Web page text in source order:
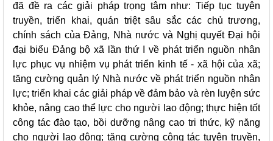
đã đề ra các giải pháp trọng tâm như: Tiếp tục tuyên
truyền, triển khai, quán triệt sâu sắc các chủ trương,
chính sách của Đảng, Nhà nước và Nghị quyết Đại hội
đại biểu Đảng bộ xã lần thứ I về phát triển nguồn nhân
lực phục vụ nhiệm vụ phát triển kinh tế - xã hội của xã;
tăng cường quản lý Nhà nước về phát triển nguồn nhân
lực; triển khai các giải pháp về đảm bảo và rèn luyện sức
khỏe, nâng cao thể lực cho người lao động; thực hiện tốt
công tác đào tạo, bồi dưỡng nâng cao tri thức, kỹ năng
cho người lao động; tăng cường công tác tuyên truyền,